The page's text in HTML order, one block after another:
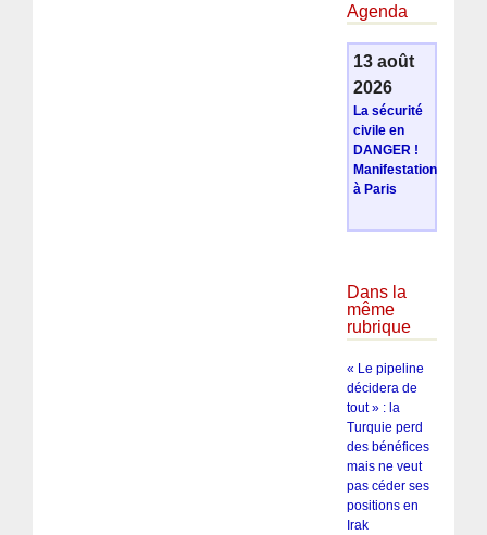
Agenda
13 août
2026
La sécurité
civile en
DANGER !
Manifestation
à Paris
Dans la
même
rubrique
« Le pipeline
décidera de
tout » : la
Turquie perd
des bénéfices
mais ne veut
pas céder ses
positions en
Irak